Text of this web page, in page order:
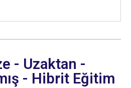
- Uzaktan -
- Hibrit Eğitim